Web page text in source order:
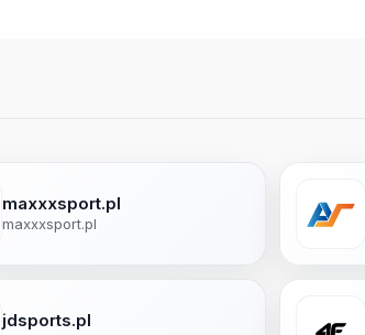
maxxxsport.pl
maxxxsport.pl
jdsports.pl